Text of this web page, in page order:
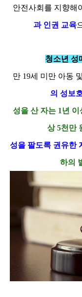
안전사회를 지향해
과 인권 교육
청소년 성
만 19세 미만 아동
의 성보
성을 산 자는 1년 이
상 5천만
성을 팔도록 권유한
하의